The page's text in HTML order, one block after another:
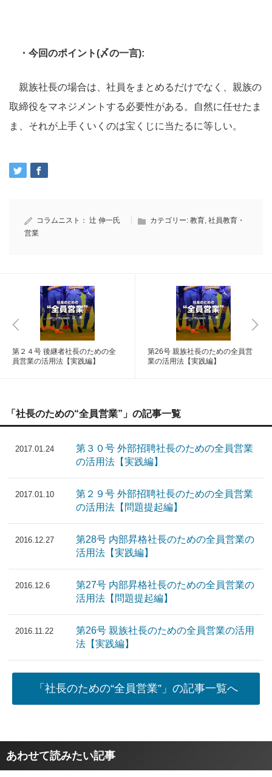
・今回のポイント(〆の一言):
親族社長の場合は、社員をまとめるだけでなく、親族の
取締役をマネジメントする必要性がある。自然に任せたま
ま、それが上手くいくのは宝くじに当たるに等しい。
コラムニスト： 辻 伸一氏 カテゴリー: 教育, 社員教育・
営業
第２４号 後継者社長のための全
員営業の活用法【実践編】
第26号 親族社長のための全員営
業の活用法【実践編】
「社長のための“全員営業”」の記事一覧
2017.01.24
第３０号 外部招聘社長のための全員営業
の活用法【実践編】
2017.01.10
第２９号 外部招聘社長のための全員営業
の活用法【問題提起編】
2016.12.27
第28号 内部昇格社長のための全員営業の
活用法【実践編】
2016.12.6
第27号 内部昇格社長のための全員営業の
活用法【問題提起編】
2016.11.22
第26号 親族社長のための全員営業の活用
法【実践編】
「社長のための“全員営業”」の記事一覧へ
あわせて読みたい記事